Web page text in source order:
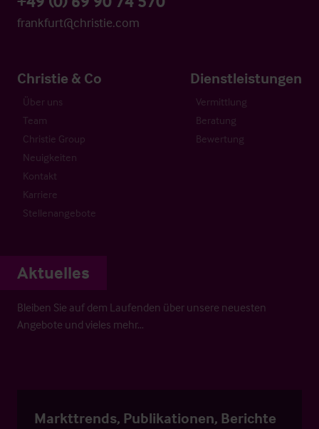
frankfurt@christie.com
Christie & Co
Über uns
Team
Christie Group
Neuigkeiten
Kontakt
Karriere
Stellenangebote
Dienstleistungen
Vermittlung
Beratung
Bewertung
Aktuelles
Bleiben Sie auf dem Laufenden über unsere neuesten
Angebote und vieles mehr…
Markttrends, Publikationen, Berichte